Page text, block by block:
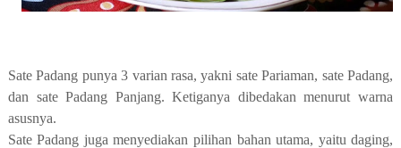
Sate Padang punya 3 varian rasa, yakni sate Pariaman, sate Padang,
dan sate Padang Panjang. Ketiganya dibedakan menurut warna
asusnya.
Sate Padang juga menyediakan pilihan bahan utama, yaitu daging,